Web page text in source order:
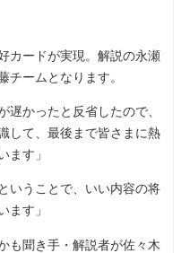
カードが実現。解説の永瀬
チームとなります。
かったと反省したので、
して、最後まで皆さまに熱
ます」
いうことで、いい内容の将
ます」
も聞き手・解説者が佐々木